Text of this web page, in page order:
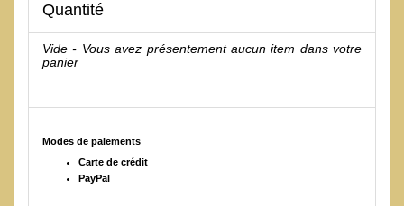
Quantité
Vide - Vous avez présentement aucun item dans votre
panier
Modes de paiements
Carte de crédit
PayPal